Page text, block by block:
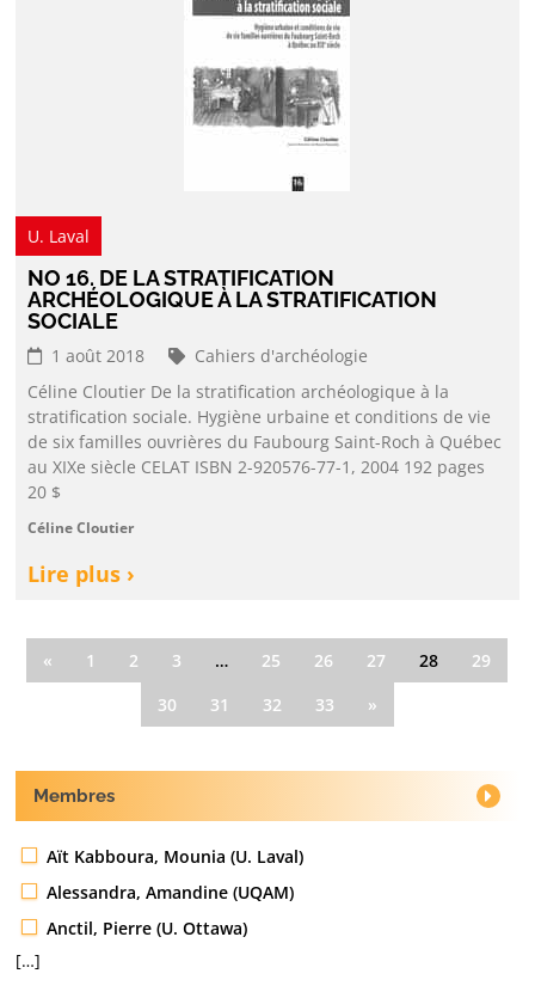
U. Laval
NO 16. DE LA STRATIFICATION
ARCHÉOLOGIQUE À LA STRATIFICATION
SOCIALE
1 août 2018
Cahiers d'archéologie
Céline Cloutier De la stratification archéologique à la
stratification sociale. Hygiène urbaine et conditions de vie
de six familles ouvrières du Faubourg Saint-Roch à Québec
au XIXe siècle CELAT ISBN 2-920576-77-1, 2004 192 pages
20 $
Céline Cloutier
Lire plus ›
« 1 2 3 … 25 26 27 28
29
30
31 32 33 »
Membres
Aït Kabboura, Mounia (U. Laval)
Alessandra, Amandine (UQAM)
Anctil, Pierre (U. Ottawa)
[…]